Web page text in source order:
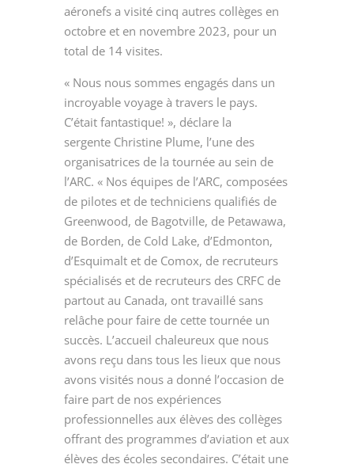
aéronefs a visité cinq autres collèges en
octobre et en novembre 2023, pour un
total de 14 visites.
« Nous nous sommes engagés dans un
incroyable voyage à travers le pays.
C’était fantastique! », déclare la
sergente Christine Plume, l’une des
organisatrices de la tournée au sein de
l’ARC. « Nos équipes de l’ARC, composées
de pilotes et de techniciens qualifiés de
Greenwood, de Bagotville, de Petawawa,
de Borden, de Cold Lake, d’Edmonton,
d’Esquimalt et de Comox, de recruteurs
spécialisés et de recruteurs des CRFC de
partout au Canada, ont travaillé sans
relâche pour faire de cette tournée un
succès. L’accueil chaleureux que nous
avons reçu dans tous les lieux que nous
avons visités nous a donné l’occasion de
faire part de nos expériences
professionnelles aux élèves des collèges
offrant des programmes d’aviation et aux
élèves des écoles secondaires. C’était une